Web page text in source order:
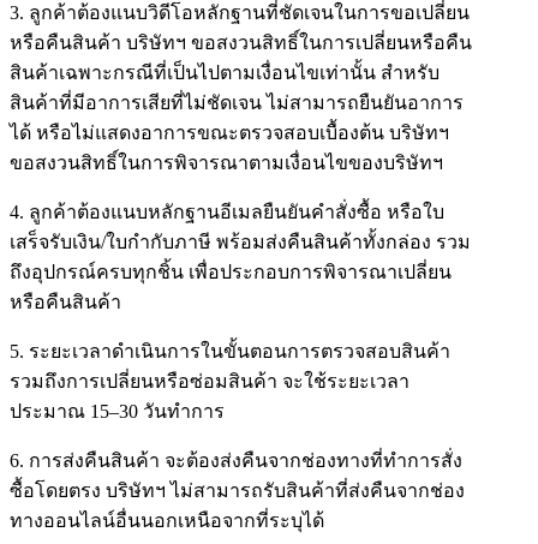
3. ลูกค้าต้องแนบวิดีโอหลักฐานที่ชัดเจนในการขอเปลี่ยน
หรือคืนสินค้า บริษัทฯ ขอสงวนสิทธิ์ในการเปลี่ยนหรือคืน
สินค้าเฉพาะกรณีที่เป็นไปตามเงื่อนไขเท่านั้น สำหรับ
สินค้าที่มีอาการเสียที่ไม่ชัดเจน ไม่สามารถยืนยันอาการ
ได้ หรือไม่แสดงอาการขณะตรวจสอบเบื้องต้น บริษัทฯ
ขอสงวนสิทธิ์ในการพิจารณาตามเงื่อนไขของบริษัทฯ
4. ลูกค้าต้องแนบหลักฐานอีเมลยืนยันคำสั่งซื้อ หรือใบ
เสร็จรับเงิน/ใบกำกับภาษี พร้อมส่งคืนสินค้าทั้งกล่อง รวม
ถึงอุปกรณ์ครบทุกชิ้น เพื่อประกอบการพิจารณาเปลี่ยน
หรือคืนสินค้า
5. ระยะเวลาดำเนินการในขั้นตอนการตรวจสอบสินค้า
รวมถึงการเปลี่ยนหรือซ่อมสินค้า จะใช้ระยะเวลา
ประมาณ 15–30 วันทำการ
6. การส่งคืนสินค้า จะต้องส่งคืนจากช่องทางที่ทำการสั่ง
ซื้อโดยตรง บริษัทฯ ไม่สามารถรับสินค้าที่ส่งคืนจากช่อง
ทางออนไลน์อื่นนอกเหนือจากที่ระบุได้